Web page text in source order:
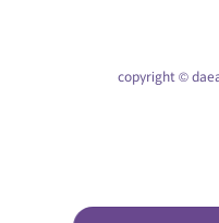
copyright ©